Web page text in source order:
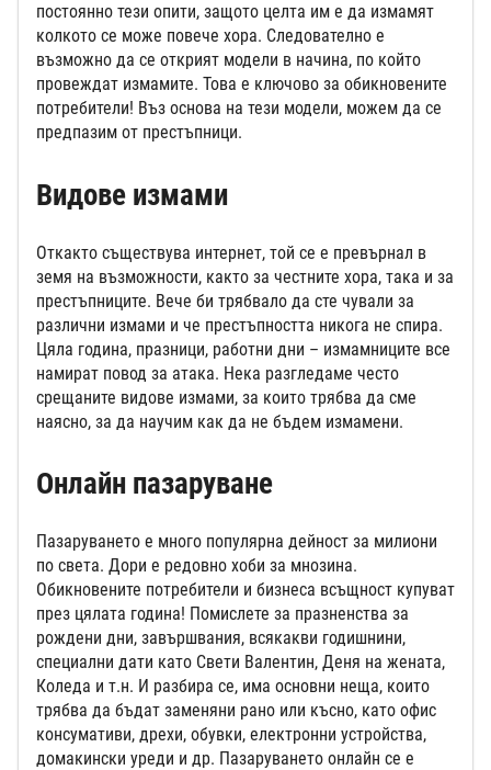
постоянно тези опити, защото целта им е да измамят
колкото се може повече хора. Следователно е
възможно да се открият модели в начина, по който
провеждат измамите. Това е ключово за обикновените
потребители! Въз основа на тези модели, можем да се
предпазим от престъпници.
Видове измами
Откакто съществува интернет, той се е превърнал в
земя на възможности, както за честните хора, така и за
престъпниците. Вече би трябвало да сте чували за
различни измами и че престъпността никога не спира.
Цяла година, празници, работни дни – измамниците все
намират повод за атака. Нека разгледаме често
срещаните видове измами, за които трябва да сме
наясно, за да научим как да не бъдем измамени.
Онлайн пазаруване
Пазаруването е много популярна дейност за милиони
по света. Дори е редовно хоби за мнозина.
Обикновените потребители и бизнеса всъщност купуват
през цялата година! Помислете за празненства за
рождени дни, завършвания, всякакви годишнини,
специални дати като Свети Валентин, Деня на жената,
Коледа и т.н. И разбира се, има основни неща, които
трябва да бъдат заменяни рано или късно, като офис
консумативи, дрехи, обувки, електронни устройства,
домакински уреди и др. Пазаруването онлайн се е